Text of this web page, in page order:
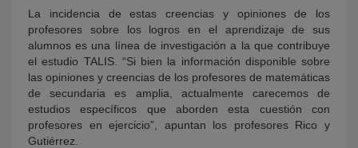
La incidencia de estas creencias y opiniones de los
profesores sobre los logros en el aprendizaje de sus
alumnos es una línea de investigación a la que contribuye
el estudio TALIS. “Si bien la información disponible sobre
las opiniones y creencias de los profesores de matemáticas
de secundaria es amplia, actualmente carecemos de
estudios específicos que aborden esta cuestión con
profesores en ejercicio”, apuntan los profesores Rico y
Gutiérrez.